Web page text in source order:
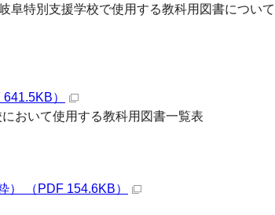
阜特別支援学校で使用する教科用図書につい
）
おいて使用する教科用図書一覧表
） （PDF 154.6KB）